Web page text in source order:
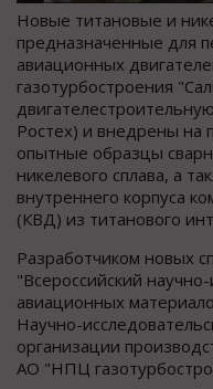
Новые титановые и
предназначенные для
авиационных
газотурбостроения
Ростех) и внедрены на
опытные образцы
никелевого сплава, а
внутреннего корпуса
(КВД) из титанового
Разработчиком новых
"Всероссийский
авиационных
Научно-
организации
АО "НПЦ